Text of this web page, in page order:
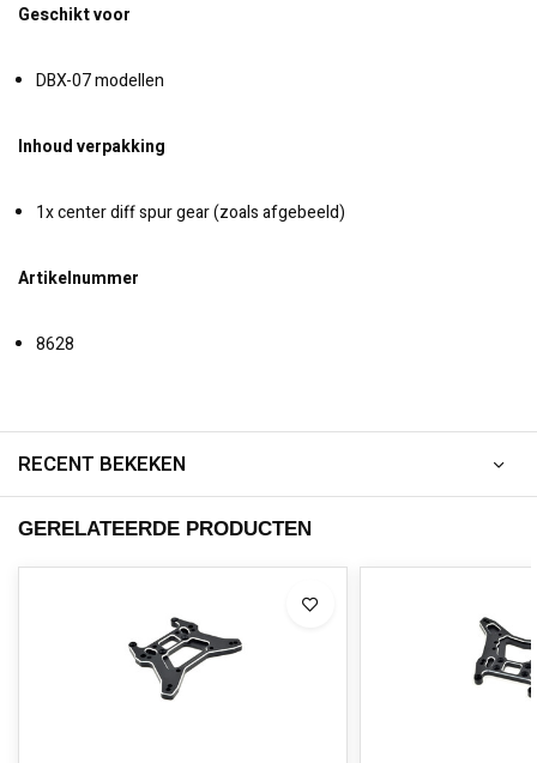
Geschikt voor
DBX-07 modellen
Inhoud verpakking
1x center diff spur gear (zoals afgebeeld)
Artikelnummer
8628
RECENT BEKEKEN
GERELATEERDE PRODUCTEN